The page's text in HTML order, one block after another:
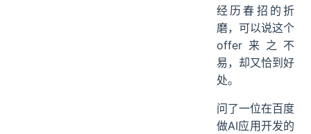
经历春招的折
磨，可以说这个
offer来之不
易，却又恰到好
处。
问了一位在百度
做AI应用开发的